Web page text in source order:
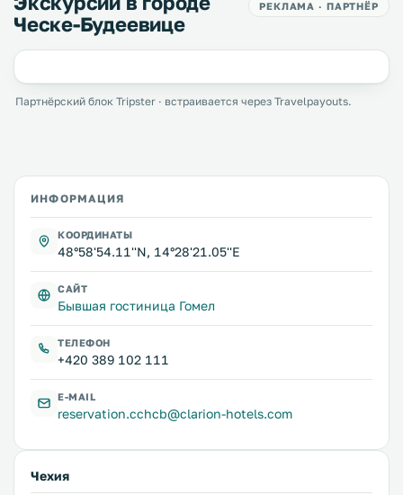
Ческе-Будеевице
РЕКЛАМА · ПАРТНЁР
Партнёрский блок Tripster · встраивается через Travelpayouts.
ИНФОРМАЦИЯ
КООРДИНАТЫ
48°58'54.11''N, 14°28'21.05''E
САЙТ
Бывшая гостиница Гомел
ТЕЛЕФОН
+420 389 102 111
E-MAIL
reservation.cchcb@clarion-hotels.com
Чехия